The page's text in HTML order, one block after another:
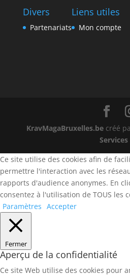
Divers
Partenariats
Liens utiles
Mon compte
KravMagaBruxelles.becréé
Services
Ce site utilise des cookies afin de
permettre l'interaction avec les
rapports d'audience anonymes. En
consentez à l'utilisation de TOUS les
Paramètres Accepter
Fermer
Aperçu de la confidentialité
Ce site Web utilise des cookies pour